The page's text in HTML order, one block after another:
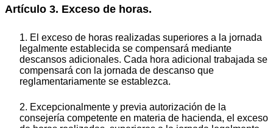
Artículo 3. Exceso de horas.
1. El exceso de horas realizadas superiores a la jornada
legalmente establecida se compensará mediante
descansos adicionales. Cada hora adicional trabajada se
compensará con la jornada de descanso que
reglamentariamente se establezca.
2. Excepcionalmente y previa autorización de la
consejería competente en materia de hacienda, el exceso